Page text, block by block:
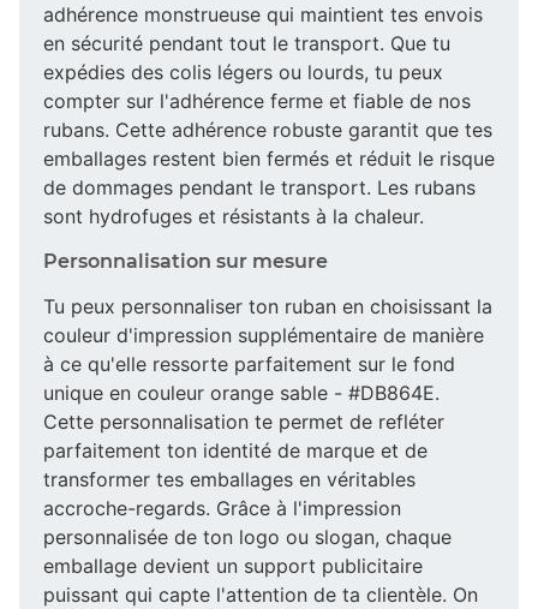
adhérence monstrueuse qui maintient tes envois
en sécurité pendant tout le transport. Que tu
expédies des colis légers ou lourds, tu peux
compter sur l'adhérence ferme et fiable de nos
rubans. Cette adhérence robuste garantit que tes
emballages restent bien fermés et réduit le risque
de dommages pendant le transport. Les rubans
sont hydrofuges et résistants à la chaleur.
Personnalisation sur mesure
Tu peux personnaliser ton ruban en choisissant la
couleur d'impression supplémentaire de manière
à ce qu'elle ressorte parfaitement sur le fond
unique en couleur orange sable - #DB864E.
Cette personnalisation te permet de refléter
parfaitement ton identité de marque et de
transformer tes emballages en véritables
accroche-regards. Grâce à l'impression
personnalisée de ton logo ou slogan, chaque
emballage devient un support publicitaire
puissant qui capte l'attention de ta clientèle. On